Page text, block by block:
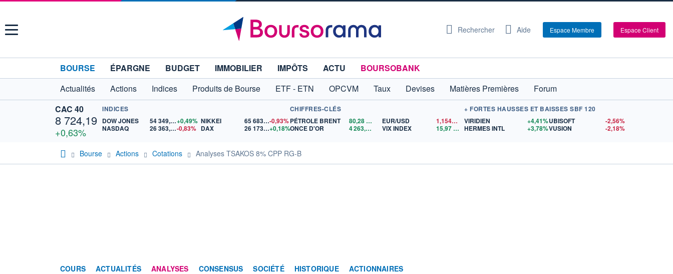
Menu Rechercher Aide Espace Membre Espace Client
BOURSE ÉPARGNE BUDGET IMMOBILIER IMPÔTS ACTU
BOURSOBANK
Actualités
Actions Indices Produits de Bourse ETF - ETN OPCVM Taux Devises Matières Premières
Forum
CAC 40
8 724,19
+0,63%
INDICES
DOW JONES
54 349,12+0,49%
NASDAQ
26 363,44-0,83%
NIKKEI 65 683,26-0,93%
DAX
26 173,69+0,18%
CHIFFRES-CLÉS
PÉTROLE BRENT
80,28$US
ONCE D'OR
4 263,62 $US
EUR/USD 1,1546$US
VIX INDEX
15,97$US
+ FORTES HAUSSES ET BAISSES SBF 120
VIRIDIEN
+4,41%
HERMES INTL
+3,78%
UBISOFT
-2,56%
VUSION
-2,18%
Bourse Actions Cotations Analyses TSAKOS 8% CPP RG-B
COURS ACTUALITÉS ANALYSES CONSENSUS SOCIÉTÉ HISTORIQUE ACTIONNAIRES